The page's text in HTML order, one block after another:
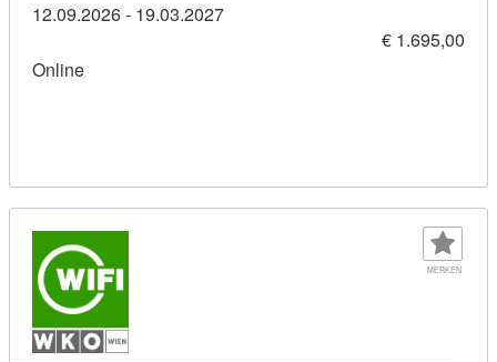
12.09.2026 - 19.03.2027
€ 1.695,00
Online
MERKEN